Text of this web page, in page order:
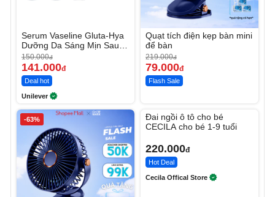
Serum Vaseline Gluta-Hya
Dưỡng Da Sáng Mịn Sau 7
Ngày
150.000đ
141.000đ
Deal hot
Unilever
Quạt tích điện kẹp bàn mini
để bàn
219.000đ
79.000đ
Flash Sale
-63%
Đai ngồi ô tô cho bé
CECILA cho bé 1-9 tuổi
220.000đ
Hot Deal
Cecila Offical Store